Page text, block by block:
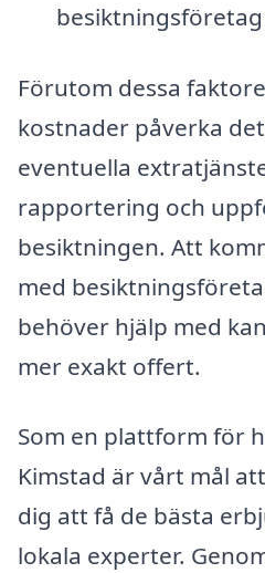
Förutom dessa
kostnader påverka
eventuella
rapportering och
besiktningen. Att
med
behöver hjälp med
mer exakt offert.
Som en plattform för
Kimstad är vårt mål
dig att få de bästa
lokala experter.